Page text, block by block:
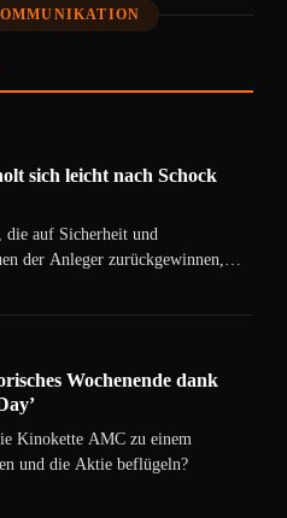
sich leicht nach Schock
die auf Sicherheit und
der Anleger zurückgewinnen,
Wochenende dank
Kinokette AMC zu einem
und die Aktie beflügeln?